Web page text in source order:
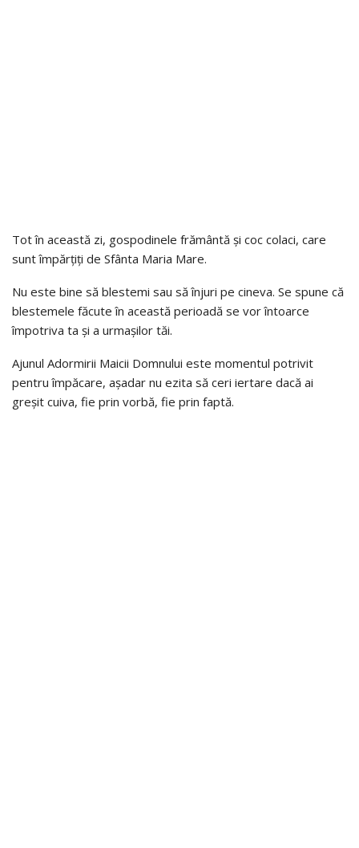
Tot în această zi, gospodinele frământă și coc colaci, care
sunt împărțiți de Sfânta Maria Mare.
Nu este bine să blestemi sau să înjuri pe cineva. Se spune că
blestemele făcute în această perioadă se vor întoarce
împotriva ta și a urmașilor tăi.
Ajunul Adormirii Maicii Domnului este momentul potrivit
pentru împăcare, așadar nu ezita să ceri iertare dacă ai
greșit cuiva, fie prin vorbă, fie prin faptă.